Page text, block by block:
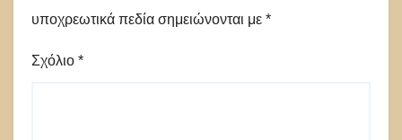
υποχρεωτικά πεδία σημειώνονται με *
Σχόλιο *